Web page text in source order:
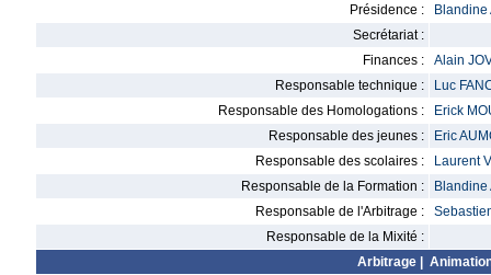
Présidence :
Blandine
Secrétariat :
Finances :
Alain
Responsable technique :
Luc
Responsable des Homologations :
Erick
Responsable des jeunes :
Eric
Responsable des scolaires :
Laurent
Responsable de la Formation :
Blandine
Responsable de l'Arbitrage :
Responsable de la Mixité :
Arbitrage|